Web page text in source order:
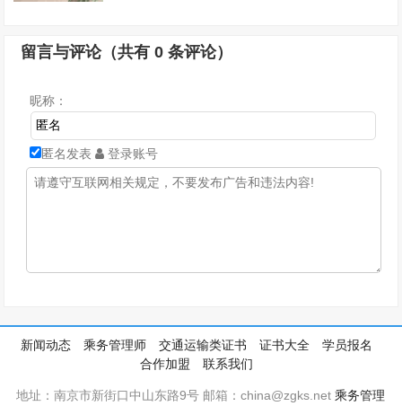
留言与评论（共有0 条评论）
昵称：
匿名发表 登录账号
新闻动态 乘务管理师 交通运输类证书 证书大全
学员报名
合作加盟
联系我们
地址：南京市新街口中山东路9号 邮箱：china@zgks.net乘务管理